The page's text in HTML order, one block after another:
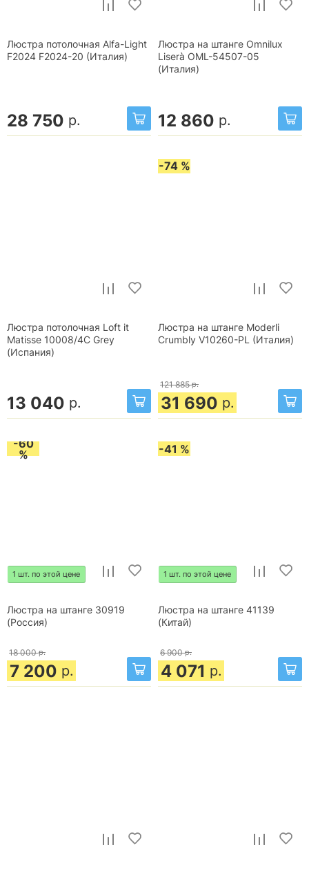
Люстра потолочная Alfa-Light
F2024 F2024-20 (Италия)
28 750 р.
Люстра на штанге Omnilux
Liserà OML-54507-05
(Италия)
12 860 р.
Люстра потолочная Loft it
Matisse 10008/4C Grey
(Испания)
13 040 р.
-74 %
Люстра на штанге Moderli
Crumbly V10260-PL (Италия)
121 885 р.
31 690 р.
-60
%
1 шт. по этой цене
Люстра на штанге 30919
(Россия)
18 000 р.
7 200 р.
-41 %
1 шт. по этой цене
Люстра на штанге 41139
(Китай)
6 900 р.
4 071 р.